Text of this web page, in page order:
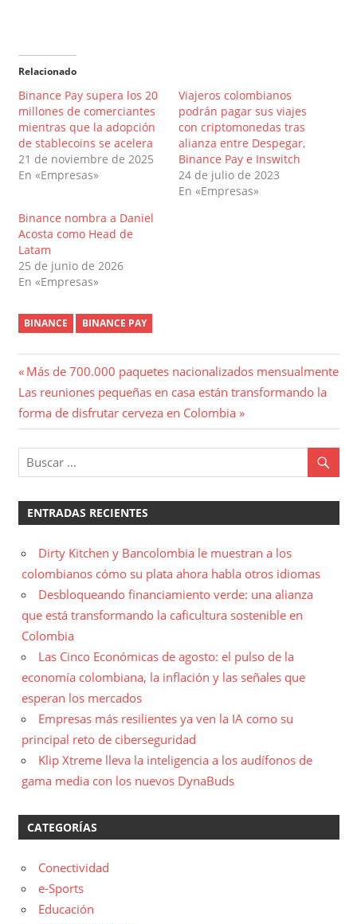
Relacionado
Binance Pay supera los 20
millones de comerciantes
mientras que la adopción
de stablecoins se acelera
21 de noviembre de 2025
En «Empresas»
Viajeros colombianos
podrán pagar sus viajes
con criptomonedas tras
alianza entre Despegar,
Binance Pay e Inswitch
24 de julio de 2023
En «Empresas»
Binance nombra a Daniel
Acosta como Head de
Latam
25 de junio de 2026
En «Empresas»
BINANCE BINANCE PAY
Navegación
de
entradas
Entrada
anterior:
Más de 700.000 paquetes nacionalizados mensualmente
Entrada
siguiente:
Las reuniones pequeñas en casa están transformando la
forma de disfrutar cerveza en Colombia
ENTRADAS RECIENTES
Dirty Kitchen y Bancolombia le muestran a los
colombianos cómo su plata ahora habla otros idiomas
Desbloqueando financiamiento verde: una alianza
que está transformando la caficultura sostenible en
Colombia
Las Cinco Económicas de agosto: el pulso de la
economía colombiana, la inflación y las señales que
esperan los mercados
Empresas más resilientes ya ven la IA como su
principal reto de ciberseguridad
Klip Xtreme lleva la inteligencia a los audífonos de
gama media con los nuevos DynaBuds
CATEGORÍAS
Conectividad
e-Sports
Educación